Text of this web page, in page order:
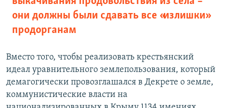
они должны были сдавать все «излишки»
продорганам
Вместо того, чтобы реализовать крестьянский
идеал уравнительного землепользования, который
демагогически провозглашался в Декрете о земле,
коммунистические власти на